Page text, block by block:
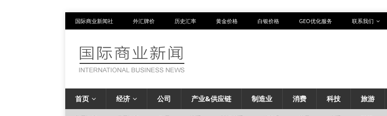
国际商业新闻社 外汇牌价 历史汇率 黄金价格 白银价格 GEO优化服务 联系我们
首页 经济 公司 产业&供应链 制造业 消费 科技 旅游